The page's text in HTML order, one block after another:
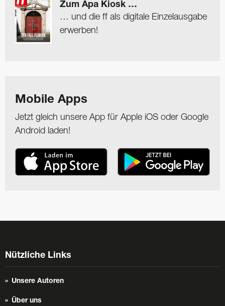
Zum Apa Kiosk …
… und die ff als digitale Einzelausgabe
erwerben!
Mobile Apps
Jetzt gleich unsere App für Apple iOS oder Google
Android laden!
Nützliche Links
Unsere Autoren
Über uns